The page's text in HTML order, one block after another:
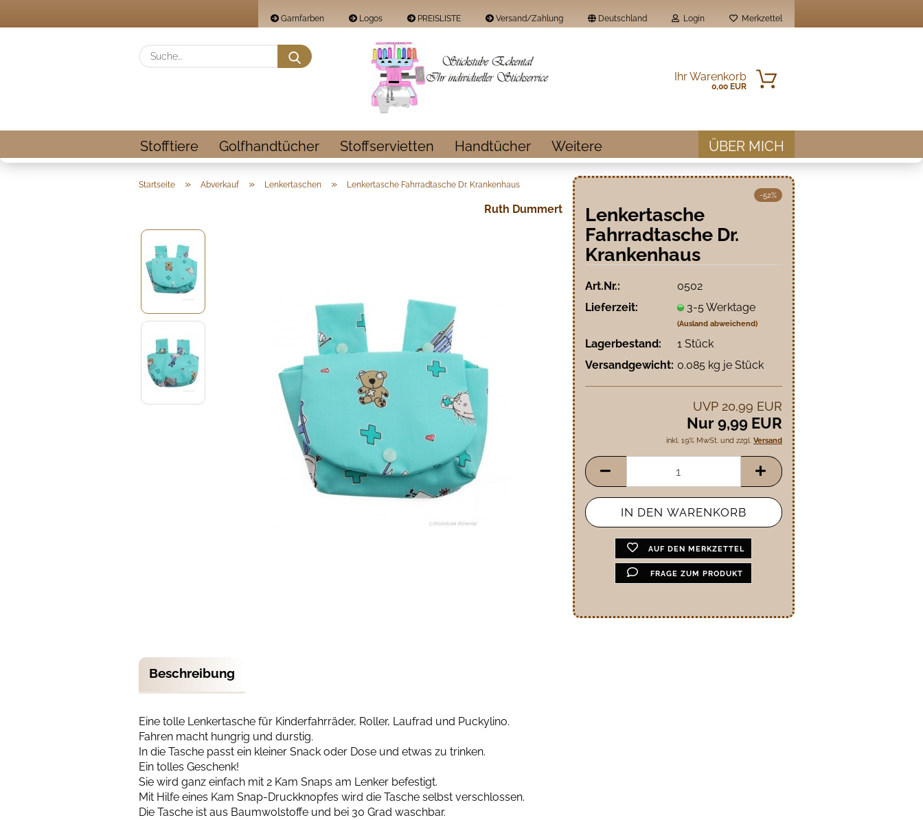
Garnfarben Logos PREISLISTE Versand/Zahlung Deutschland Login
Passwort
Konto erstellen
Passwort vergessen?
Merkzettel
Suche...
Ihr Warenkorb
0,00 EUR
Stofftiere Golfhandtücher Stoffservietten Handtücher ÜBER MICH
Weitere
Startseite » Abverkauf » Lenkertaschen » Lenkertasche Fahrradtasche Dr. Krankenhaus
Ruth Dummert
-52%
Lenkertasche
Fahrradtasche Dr.
Krankenhaus
Art.Nr.:
0502
Lieferzeit:
3-5 Werktage
(Ausland abweichend)
Lagerbestand: 1Stück
Versandgewicht: 0.085 kg je Stück
UVP 20,99 EUR
Nur 9,99 EUR
inkl. 19% MwSt. und zzgl. Versand
AUF DEN MERKZETTEL
FRAGE ZUM PRODUKT
Beschreibung
Eine tolle Lenkertasche für Kinderfahrräder, Roller, Laufrad und Puckylino.
Fahren macht hungrig und durstig.
In die Tasche passt ein kleiner Snack oder Dose und etwas zu trinken.
Ein tolles Geschenk!
Sie wird ganz einfach mit 2 Kam Snaps am Lenker befestigt.
Mit Hilfe eines Kam Snap-Druckknopfes wird die Tasche selbst verschlossen.
Die Tasche ist aus Baumwolstoffe und bei 30 Grad waschbar.